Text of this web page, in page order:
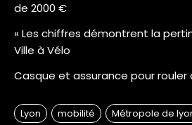
de 2000 €
« Les chiffres démontrent la
Ville à Vélo
Casque et assurance pour rouler